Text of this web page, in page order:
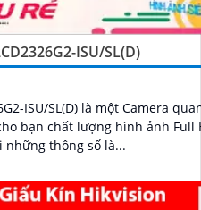
ISU/SL(D)
ISU/SL(D) là một Camera
bạn chất lượng hình ảnh Full
ơn với những thông số là...